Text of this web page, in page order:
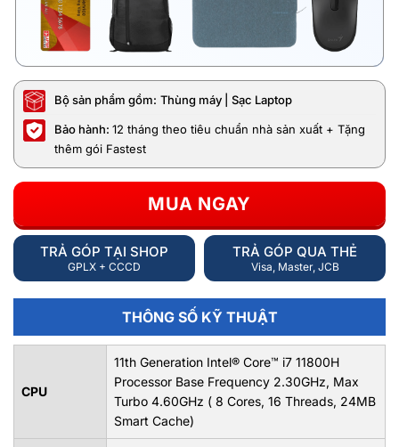
Bộ sản phẩm gồm: Thùng máy | Sạc Laptop
Bảo hành: 12 tháng theo tiêu chuẩn nhà sản xuất + Tặng
thêm gói Fastest
MUA NGAY
TRẢ GÓP TẠI SHOP
GPLX + CCCD
TRẢ GÓP QUA THẺ
Visa, Master, JCB
THÔNG SỐ KỸ THUẬT
CPU
11th Generation Intel® Core™ i7 11800H
Processor Base Frequency 2.30GHz, Max
Turbo 4.60GHz ( 8 Cores, 16 Threads, 24MB
Smart Cache)